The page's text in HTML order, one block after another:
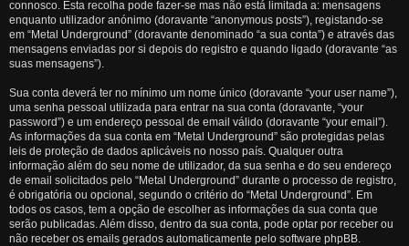
connosco. Esta recolha pode fazer-se mas não está limitada a: mensagens
enquanto utilizador anónimo (doravante “anonymous posts”), registando-se
em “Metal Underground” (doravante denominado “a sua conta”) e através das
mensagens enviadas por si depois do registro e quando ligado (doravante “as
suas mensagens”).
Sua conta deverá ter no mínimo um nome único (doravante “your user name”),
uma senha pessoal utilizada para entrar na sua conta (doravante, “your
password”) e um endereço pessoal de email válido (doravante “your email”).
As informações da sua conta em “Metal Underground” são protegidas pelas
leis de proteção de dados aplicáveis no nosso país. Qualquer outra
informação além do seu nome de utilizador, da sua senha e do seu endereço
de email solicitados pelo “Metal Underground” durante o processo de registro,
é obrigatória ou opcional, segundo o critério do “Metal Underground”. Em
todos os casos, tem a opção de escolher as informações da sua conta que
serão publicadas. Além disso, dentro da sua conta, pode optar por receber ou
não receber os emails gerados automaticamente pelo software phpBB.